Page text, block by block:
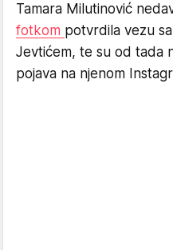
Tamara Milutinović
fotkom potvrdila vezu
Jevtićem, te su od tada
pojava na njenom